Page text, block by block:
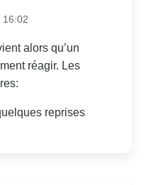
16:02
alors qu’un
réagir. Les
reprises